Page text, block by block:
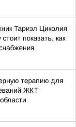
Тариэл Циколия
показать, как
терапию для
ЖКТ